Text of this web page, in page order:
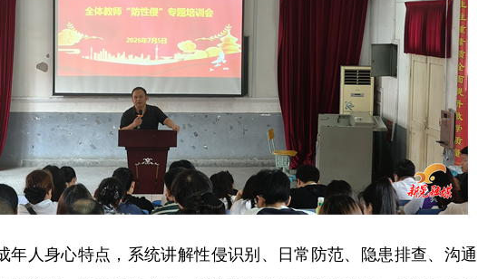
年人身心特点，系统讲解性侵识别、日常防范、隐患排查、沟通